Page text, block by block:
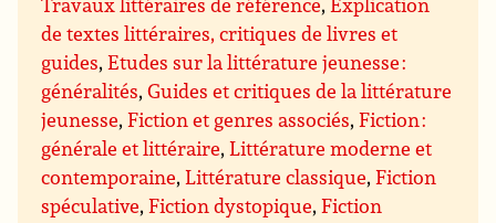
de textes littéraires, critiques de livres et
guides,Etudes sur la littérature jeunesse :
généralités,Guides et critiques de la littérature
jeunesse,Fiction et genres associés,Fiction :
générale et littéraire,Littérature moderne et
contemporaine,Littérature classique,Fiction
spéculative,Fiction dystopique,Fiction